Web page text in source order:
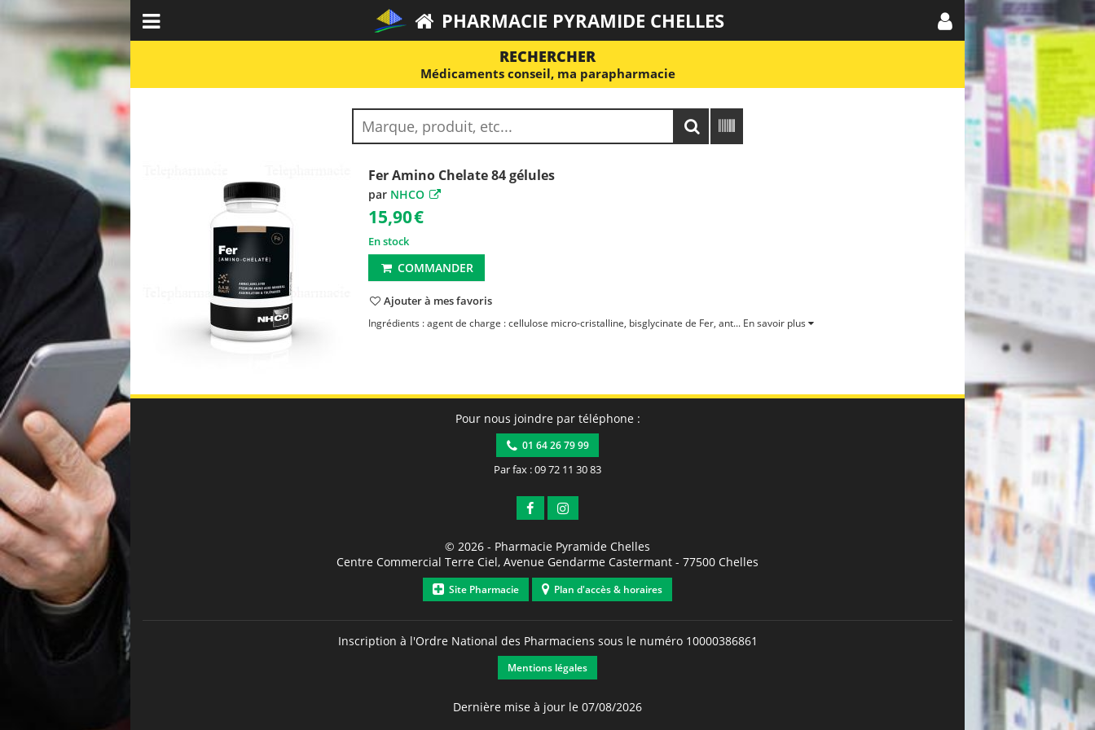
PHARMACIE PYRAMIDE CHELLES
RECHERCHER
Médicaments conseil, ma parapharmacie
Fer Amino Chelate 84 gélules
par NHCO
15,90€
En stock
COMMANDER
Ajouter à mes favoris
Ingrédients : agent de charge : cellulose micro-cristalline, bisglycinate de Fer, ant... En savoir plus
Pour nous joindre par téléphone :
01 64 26 79 99
Par fax : 09 72 11 30 83
© 2026 - Pharmacie Pyramide Chelles
Centre Commercial Terre Ciel, Avenue Gendarme Castermant - 77500 Chelles
Site Pharmacie Plan d'accès & horaires
Inscription à l'Ordre National des Pharmaciens sous le numéro 10000386861
Mentions légales
Dernière mise à jour le 07/08/2026